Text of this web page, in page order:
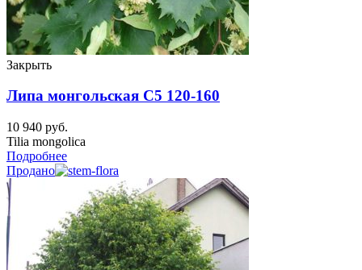
Закрыть
Липа монгольская C5 120-160
10 940 руб.
Tilia mongolica
Подробнее
Продано